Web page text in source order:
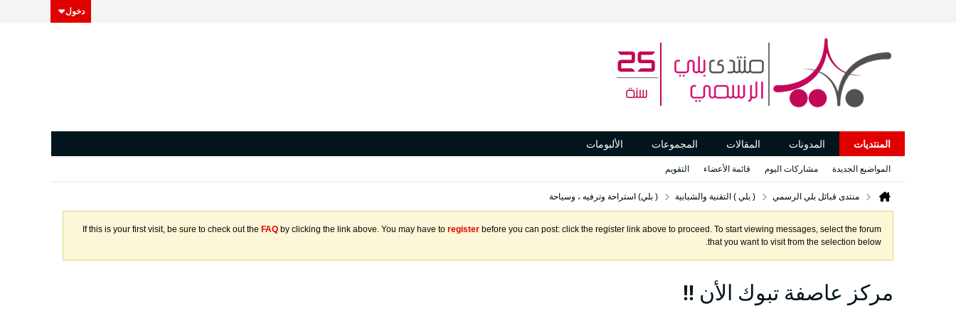
دخول
المنتديات المدونات المقالات المجموعات الألبومات
المواضيع الجديدة مشاركات اليوم قائمة الأعضاء التقويم
منتدى قبائل بلي الرسمي ( بلي ) التقنية والشبابية ( بلي) استراحة وترفيه ، وسياحة
If this is your first visit, be sure to check out the FAQ by clicking the link above. You may have to register before you can post: click the register link above to proceed. To start viewing messages, select the forum
that you want to visit from the selection below.
مركز عاصفة تبوك الأن !!